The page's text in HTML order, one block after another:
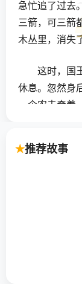
急忙追了过去
三箭，可三箭
木丛里，消失
这时，国王
休息。忽然身
一个农夫牵
国王很喜欢
不产黄瓜的，
友！这个季节
们村里的头人
推荐故事